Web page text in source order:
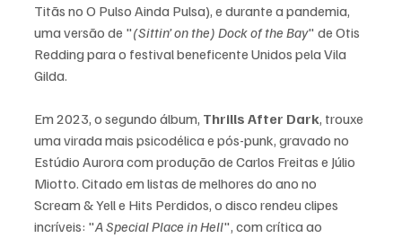
Titãs no O Pulso Ainda Pulsa), e durante a pandemia,
uma versão de "(Sittin’ on the) Dock of the Bay" de Otis
Redding para o festival beneficente Unidos pela Vila
Gilda.
Em 2023, o segundo álbum, Thrills After Dark, trouxe
uma virada mais psicodélica e pós-punk, gravado no
Estúdio Aurora com produção de Carlos Freitas e Júlio
Miotto. Citado em listas de melhores do ano no
Scream & Yell e Hits Perdidos, o disco rendeu clipes
incríveis: "A Special Place in Hell", com crítica ao